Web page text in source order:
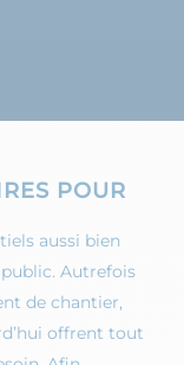
POUR
aussi bien
Autrefois
de chantier,
offrent tout